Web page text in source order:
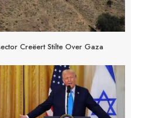
Creëert Stilte Over Gaza